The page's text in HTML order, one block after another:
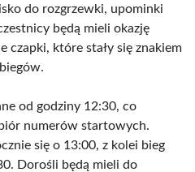
do rozgrzewki, upominki
będą mieli okazję
czapki, które stały się znakiem
od godziny 12:30, co
numerów startowych.
się o 13:00, z kolei bieg
Dorośli będą mieli do